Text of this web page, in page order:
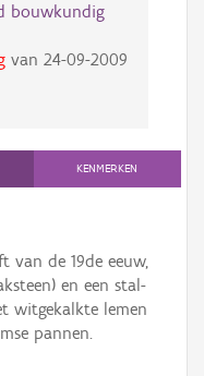
bouwkundig
van 24-09-2009
KENMERKEN
van de 19de eeuw,
en een stal-
witgekalkte lemen
pannen.